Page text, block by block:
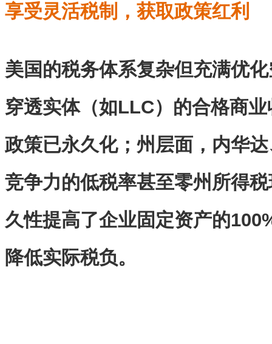
享受灵活税制，获取政策红利
美国的税务体系复杂但充满优
穿透实体（如LLC）的合格商
政策已永久化；州层面，内华
竞争力的低税率甚至零州所得
久性提高了企业固定资产的
降低实际税负。